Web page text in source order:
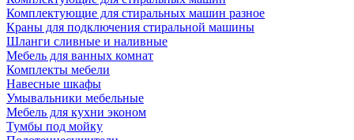
Комплектующие для стиральных машин разное
Краны для подключения стиральной машины
Шланги сливные и наливные
Мебель для ванных комнат
Комплекты мебели
Навесные шкафы
Умывальники мебельные
Мебель для кухни эконом
Тумбы под мойку